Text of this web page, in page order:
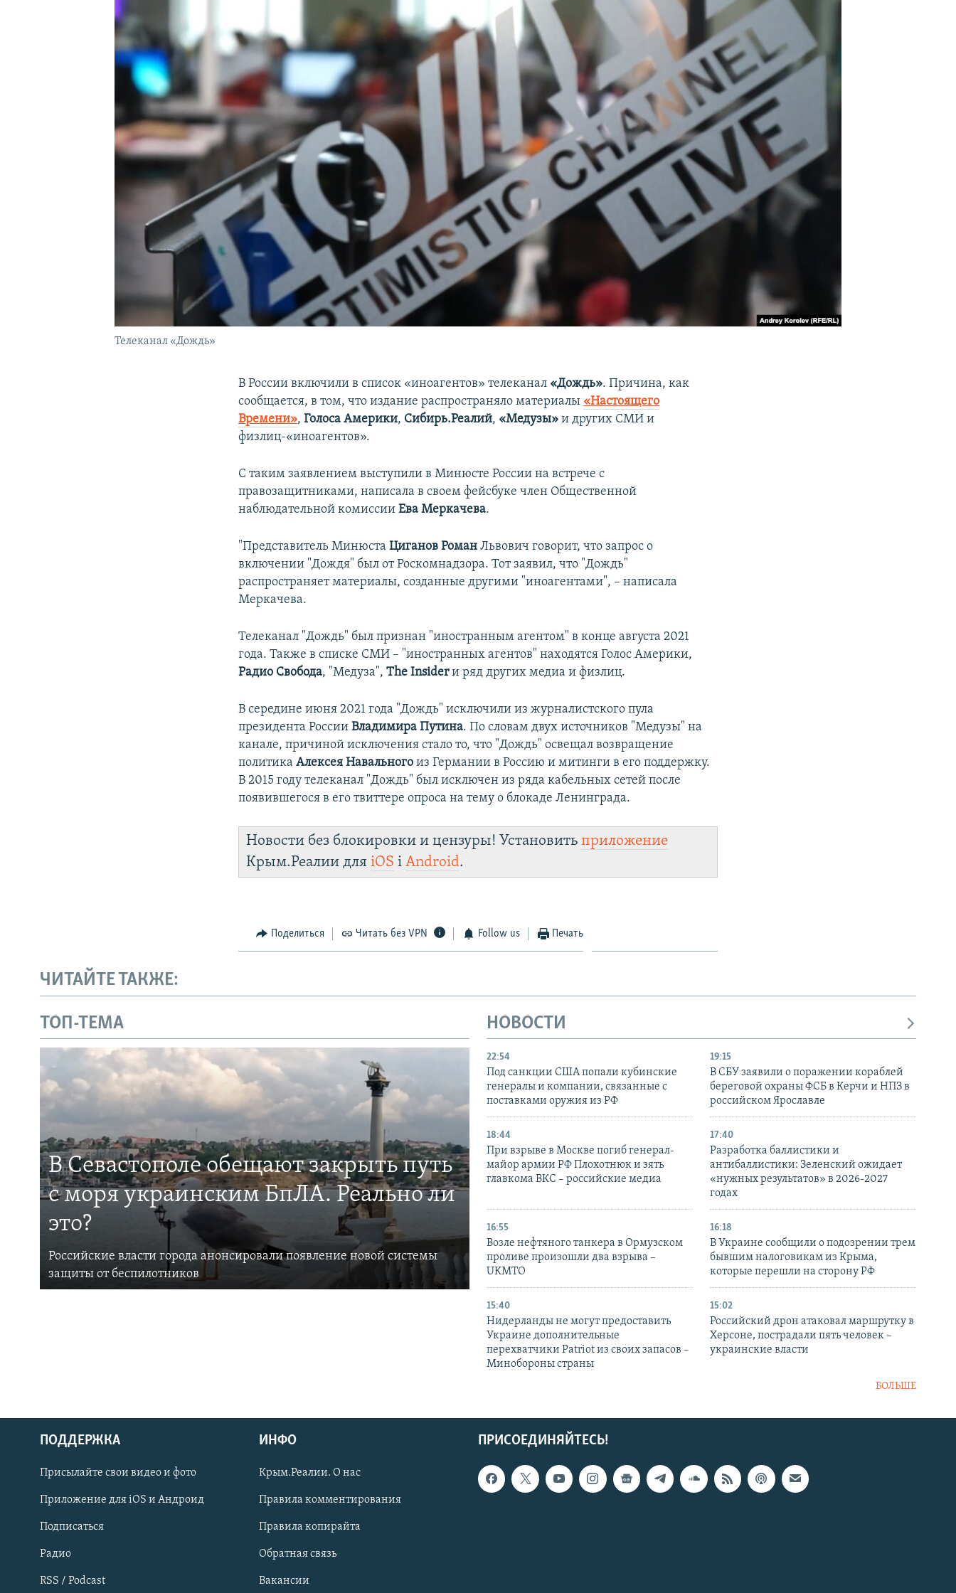
КРЫМ.НЕПОКОРЕННЫЙ
УКРАИНСКАЯ ПРОБЛЕМА КРЫМА
Українською
Qırımtatar
ПРИСОЕДИНЯЙТЕСЬ!
Телеканал «Дождь»
В России включили в список «иноагентов» телеканал «Дождь». Причина, как
сообщается, в том, что издание распространяло материалы «Настоящего
Времени»,Голоса Америки, Сибирь.Реалий, «Медузы»и других СМИ и
физлиц-«иноагентов».
С таким заявлением выступили в Минюсте России на встрече с
правозащитниками, написала в своем фейсбуке член Общественной
наблюдательной комиссииЕва Меркачева.
"Представитель МинюстаЦиганов РоманЛьвович говорит, что запрос о
включении "Дождя" был от Роскомнадзора. Тот заявил, что "Дождь"
распространяет материалы, созданные другими "иноагентами", – написала
Меркачева.
Телеканал "Дождь" был признан "иностранным агентом" в конце августа 2021
года. Также в списке СМИ – "иностранных агентов" находятся Голос Америки,
Радио Свобода, "Медуза",The Insiderи ряд других медиа и физлиц.
В середине июня 2021 года "Дождь" исключили из журналистского пула
президента РоссииВладимира Путина. По словам двух источников "Медузы" на
канале, причиной исключения стало то, что "Дождь" освещал возвращение
политика Алексея Навального из Германии в Россию и митинги в его поддержку.
В 2015 году телеканал "Дождь" был исключен из ряда кабельных сетей после
появившегося в его твиттере опроса на тему о блокаде Ленинграда.
Новости без блокировки и цензуры! Установитьприложение
Крым.Реалии дляiOS іAndroid.
Поделиться Читать без VPN Follow us Печать
ЧИТАЙТЕ ТАКЖЕ:
ТОП-ТЕМА
В Севастополе обещают закрыть путь
с моря украинским БпЛА. Реально ли
это?
Российские власти города анонсировали появление новой системы
защиты от беспилотников
НОВОСТИ
22:54
Под санкции США попали кубинские
генералы и компании, связанные с
поставками оружия из РФ
19:15
В СБУ заявили о поражении кораблей
береговой охраны ФСБ в Керчи и НПЗ в
российском Ярославле
18:44
При взрыве в Москве погиб генерал-
майор армии РФ Плохотнюк и зять
главкома ВКС – российские медиа
17:40
Разработка баллистики и
антибаллистики: Зеленский ожидает
«нужных результатов» в 2026-2027
годах
16:55
Возле нефтяного танкера в Ормузском
проливе произошли два взрыва –
UKMTO
16:18
В Украине сообщили о подозрении трем
бывшим налоговикам из Крыма,
которые перешли на сторону РФ
15:40
Нидерланды не могут предоставить
Украине дополнительные
перехватчики Patriot из своих запасов –
Минобороны страны
15:02
Российский дрон атаковал маршрутку в
Херсоне, пострадали пять человек –
украинские власти
БОЛЬШЕ
ПРИСОЕДИНЯЙТЕСЬ!
ПОДДЕРЖКА
Присылайте свои видео и фото
Приложение для iOS и Андроид
Подписаться
Радио
RSS / Podcast
ИНФО
Крым.Реалии. О нас
Правила комментирования
Правила копирайта
Обратная связь
Вакансии